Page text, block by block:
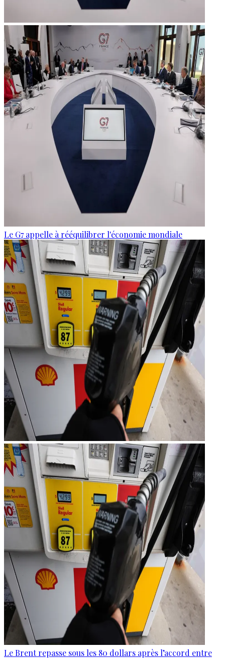
Le G7 appelle à rééquilibrer l'économie mondiale
Le Brent repasse sous les 80 dollars après l’accord entre